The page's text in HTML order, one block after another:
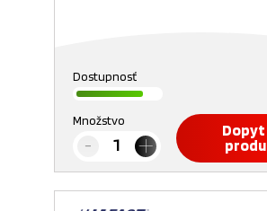
Dostupnosť
Množstvo
Dopyt